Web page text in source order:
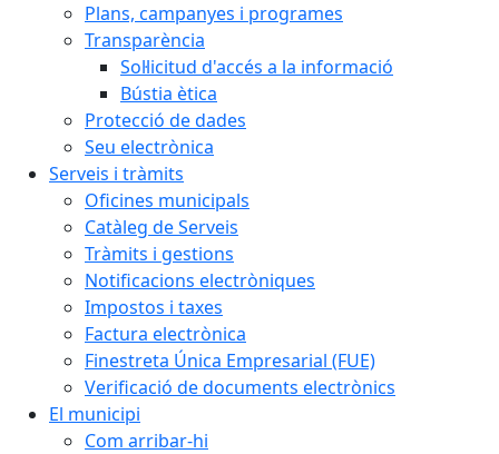
Plans, campanyes i programes
Transparència
Sol·licitud d'accés a la informació
Bústia ètica
Protecció de dades
Seu electrònica
Serveis i tràmits
Oficines municipals
Catàleg de Serveis
Tràmits i gestions
Notificacions electròniques
Impostos i taxes
Factura electrònica
Finestreta Única Empresarial (FUE)
Verificació de documents electrònics
El municipi
Com arribar-hi